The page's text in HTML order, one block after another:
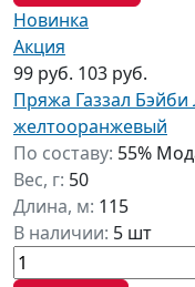
Новинка
Акция
99 руб. 103 руб.
Пряжа Газзал
желтооранжевый
По составу: 55%
Вес, г: 50
Длина, м: 115
В наличии: 5 шт